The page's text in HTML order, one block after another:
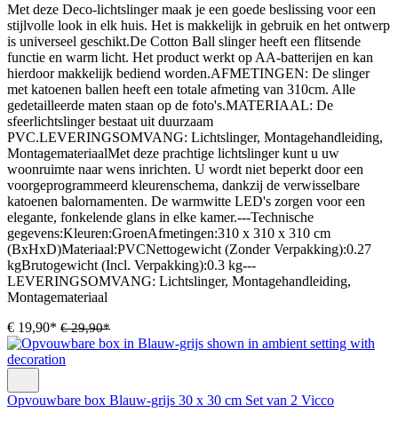
Met deze Deco-lichtslinger maak je een goede beslissing voor een
stijlvolle look in elk huis. Het is makkelijk in gebruik en het ontwerp
is universeel geschikt.De Cotton Ball slinger heeft een flitsende
functie en warm licht. Het product werkt op AA-batterijen en kan
hierdoor makkelijk bediend worden.AFMETINGEN: De slinger
met katoenen ballen heeft een totale afmeting van 310cm. Alle
gedetailleerde maten staan op de foto's.MATERIAAL: De
sfeerlichtslinger bestaat uit duurzaam
PVC.LEVERINGSOMVANG: Lichtslinger, Montagehandleiding,
MontagemateriaalMet deze prachtige lichtslinger kunt u uw
woonruimte naar wens inrichten. U wordt niet beperkt door een
voorgeprogrammeerd kleurenschema, dankzij de verwisselbare
katoenen balornamenten. De warmwitte LED's zorgen voor een
elegante, fonkelende glans in elke kamer.---Technische
gegevens:Kleuren:GroenAfmetingen:310 x 310 x 310 cm
(BxHxD)Materiaal:PVCNettogewicht (Zonder Verpakking):0.27
kgBrutogewicht (Incl. Verpakking):0.3 kg---
LEVERINGSOMVANG: Lichtslinger, Montagehandleiding,
Montagemateriaal
€ 19,90* € 29,90*
Opvouwbare box Blauw-grijs 30 x 30 cm Set van 2 Vicco